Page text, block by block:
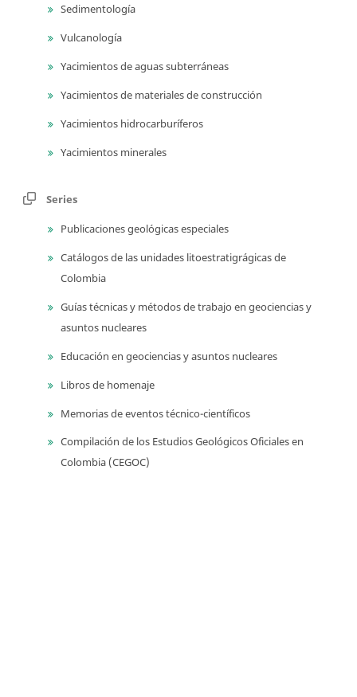
Sedimentología
Vulcanología
Yacimientos de aguas subterráneas
Yacimientos de materiales de construcción
Yacimientos hidrocarburíferos
Yacimientos minerales
Series
Publicaciones geológicas especiales
Catálogos de las unidades litoestratigrágicas de
Colombia
Guías técnicas y métodos de trabajo en geociencias y
asuntos nucleares
Educación en geociencias y asuntos nucleares
Libros de homenaje
Memorias de eventos técnico-científicos
Compilación de los Estudios Geológicos Oficiales en
Colombia (CEGOC)